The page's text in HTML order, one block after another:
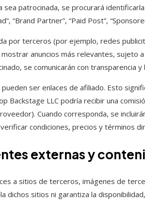
sea patrocinada, se procurará
“Brand Partner”, “Paid Post”,
por terceros (por ejemplo, redes
anuncios más relevantes, sujeto a
se comunicarán con transparencia
ser enlaces de afiliado. Esto
Backstage LLC podría recibir una
Cuando corresponda, se
condiciones, precios y términos
externas y
a sitios de terceros, imágenes de
dichos sitios ni garantiza la